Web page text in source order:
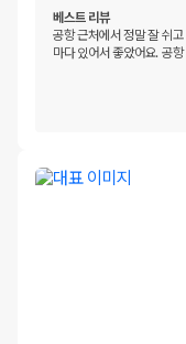
베스트 리뷰
공항 근처에서 정말 잘 쉬
마다 있어서 좋았어요. 공